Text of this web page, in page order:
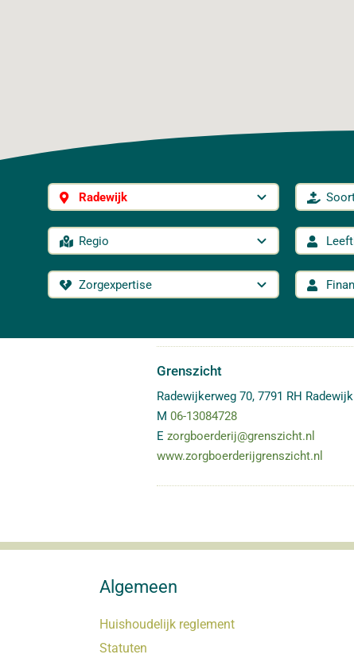
Grenszicht
Radewijkerweg 70, 7791 RH Radewijk
M 06-13084728
E zorgboerderij@grenszicht.nl
www.zorgboerderijgrenszicht.nl
Algemeen
Huishoudelijk reglement
Statuten